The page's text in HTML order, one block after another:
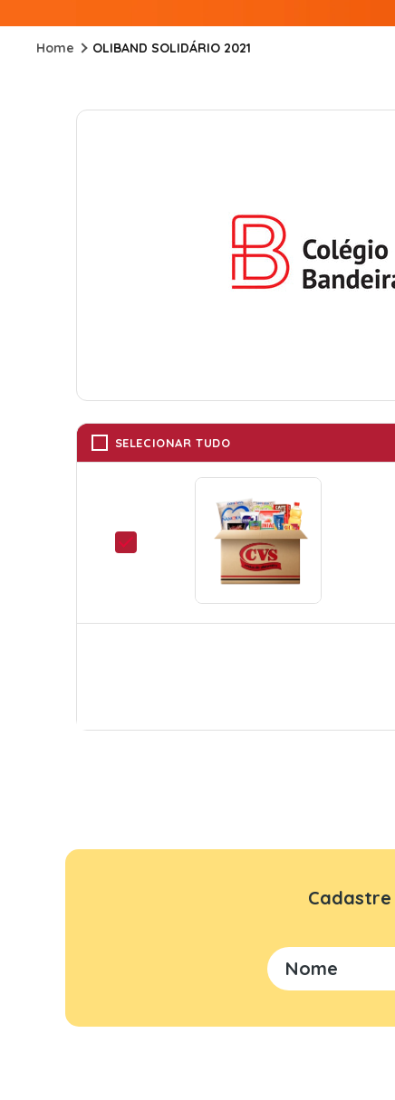
Home OLIBAND SOLIDÁRIO 2021
SELECIONAR TUDO